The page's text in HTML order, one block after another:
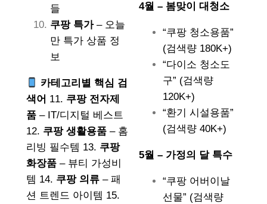
들
쿠팡 특가– 오늘
만 특가 상품 정
보
카테고리별 핵심 검
색어 11. 쿠팡 전자제
품 – IT/디지털 베스트
12. 쿠팡 생활용품 – 홈
리빙 필수템 13. 쿠팡
화장품 – 뷰티 가성비
템 14. 쿠팡 의류 – 패
션 트렌드 아이템 15.
4월 – 봄맞이 대청소
“쿠팡 청소용품”
(검색량 180K+)
“다이소 청소도
구” (검색량
120K+)
“환기 시설용품”
(검색량 40K+)
5월 – 가정의 달 특수
“쿠팡 어버이날
선물” (검색량